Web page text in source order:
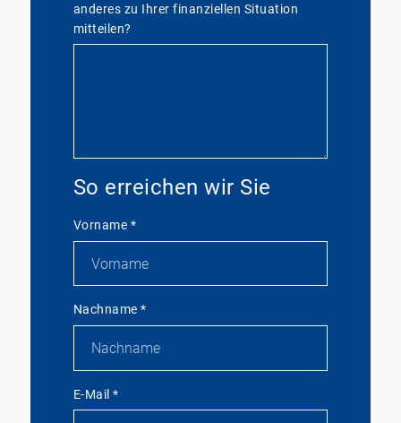
anderes zu Ihrer finanziellen Situation
mitteilen?
So erreichen wir Sie
Vorname *
Nachname*
E-Mail*